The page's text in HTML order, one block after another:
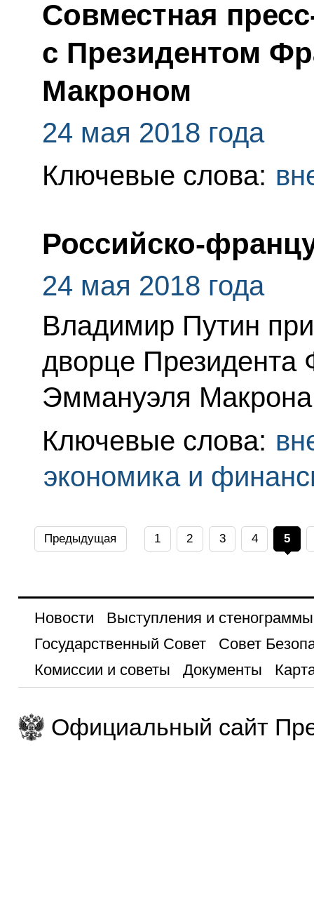
Совместная
с Президентом
Макроном
24 мая 2018 года
Ключевые слова:
Российско-
24 мая 2018 года
Владимир Путин
дворце Президента
Эммануэля
Ключевые слова:
экономика и
Предыдущая 1 2 3 4 5
Новости
Выступления и стенограммы
Государственный Совет
Совет
Комиссии и советы
Документы
Официальный сайт